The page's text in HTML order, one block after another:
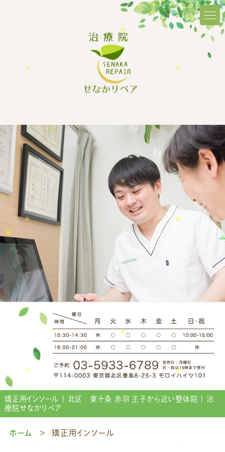
矯正用インソール | 北区 東十条 赤羽 王子から近い整体院 | 治
療院せなかリペア
ホーム 矯正用インソール